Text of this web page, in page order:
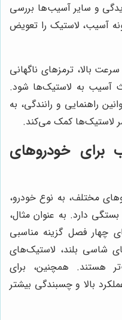
و سایر آسیب‌ها بررسی
آسیب، لاستیک را تعویض
سرعت بالا، ترمزهای ناگهانی
آسیب به لاستیک‌ها شود.
راهنمایی و رانندگی، به
لاستیک‌ها کمک می‌کند.
برای خودروهای
مختلف، به نوع خودرو،
دارد. به عنوان مثال،
چهار فصل گزینه مناسبی
شاسی بلند، لاستیک‌های
هستند. همچنین، برای
بالا و چسبندگی بیشتر